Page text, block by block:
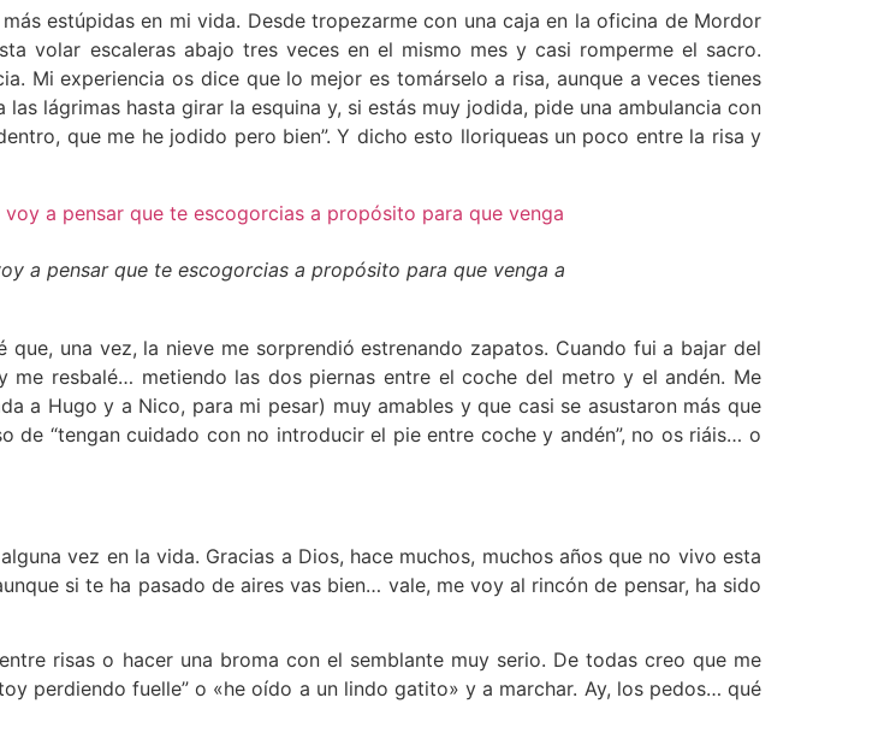
estúpidas en mi vida. Desde tropezarme con una caja en la oficina de Mordor
volar escaleras abajo tres veces en el mismo mes y casi romperme el sacro.
Mi experiencia os dice que lo mejor es tomárselo a risa, aunque a veces tienes
lágrimas hasta girar la esquina y, si estás muy jodida, pide una ambulancia con
que me he jodido pero bien”. Y dicho esto lloriqueas un poco entre la risa y
a pensar que te escogorcias a propósito para que venga a
una vez, la nieve me sorprendió estrenando zapatos. Cuando fui a bajar del
resbalé… metiendo las dos piernas entre el coche del metro y el andén. Me
a Hugo y a Nico, para mi pesar) muy amables y que casi se asustaron más que
de “tengan cuidado con no introducir el pie entre coche y andén”, no os riáis… o
vez en la vida. Gracias a Dios, hace muchos, muchos años que no vivo esta
si te ha pasado de aires vas bien… vale, me voy al rincón de pensar, ha sido
risas o hacer una broma con el semblante muy serio. De todas creo que me
perdiendo fuelle” o «he oído a un lindo gatito» y a marchar. Ay, los pedos… qué